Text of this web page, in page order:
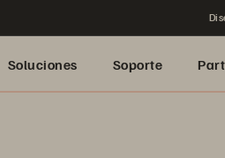
Soluciones Soporte